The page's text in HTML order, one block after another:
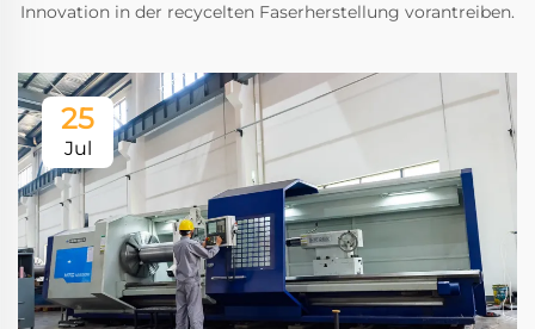
Innovation in der recycelten Faserherstellung vorantreiben.
25
Jul